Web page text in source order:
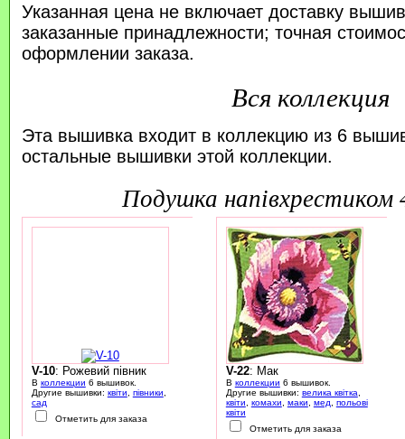
Указанная цена не включает доставку
заказанные принадлежности; точная
оформлении заказа.
Вся коллекция
Эта вышивка входит в коллекцию из 6
остальные вышивки этой коллекции.
подушка
V-10: Рожевий півник
В коллекции 6 вышивок.
Другие вышивки: квіти, півники,
сад
Отметить для заказа
V-22: Мак
В коллекции 6 вышивок.
Другие вышивки: велика квітка,
квіти, комахи, маки, мед, польові
квіти
Отметить для заказа